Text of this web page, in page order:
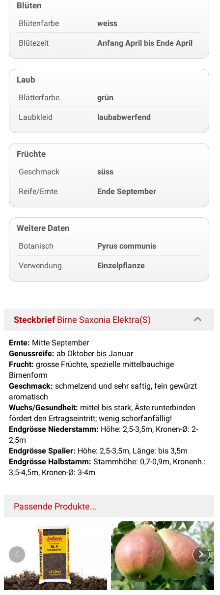
Blüten
Blütenfarbe weiss
Blütezeit Anfang April bis Ende April
Laub
Blätterfarbe grün
Laubkleid laubabwerfend
Früchte
Geschmack süss
Reife/Ernte Ende September
Weitere Daten
Botanisch Pyrus communis
Verwendung Einzelpflanze
SteckbriefBirne Saxonia Elektra(S)
Ernte: Mitte September
Genussreife: ab Oktober bis Januar
Frucht: grosse Früchte, spezielle mittelbauchige
Birnenform
Geschmack: schmelzend und sehr saftig, fein gewürzt
aromatisch
Wuchs/Gesundheit: mittel bis stark, Äste runterbinden
fördert den Ertragseintritt; wenig schorfanfällig!
Endgrösse Niederstamm: Höhe: 2,5-3,5m, Kronen-Ø: 2-
2,5m
Endgrösse Spalier: Höhe: 2,5-3,5m, Länge: bis 3,5m
Endgrösse Halbstamm: Stammhöhe: 0,7-0,9m, Kronenh.:
3,5-4,5m, Kronen-Ø: 3-4m
Passende Produkte...